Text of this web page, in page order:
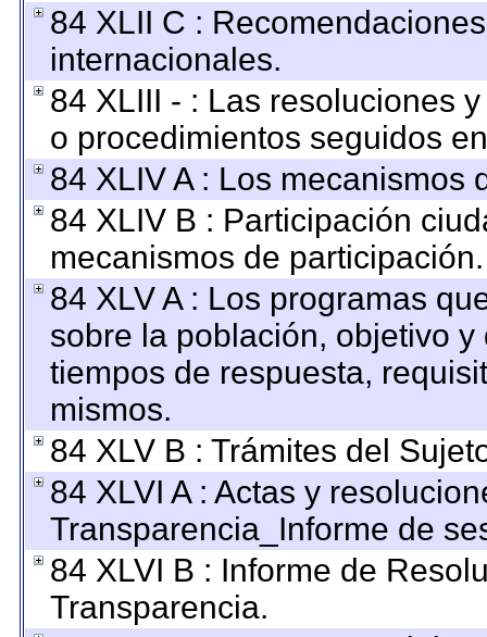
84 XLII C :
internacionales.
84 XLIII - : Las resoluciones
o procedimientos seguidos
84 XLIV A : Los mecanismos
84 XLIV B : Participación
mecanismos de participación.
84 XLV A : Los programas
sobre la población, objetivo
tiempos de respuesta,
mismos.
84 XLV B : Trámites del
84 XLVI A : Actas y
Transparencia_Informe de
84 XLVI B : Informe de
Transparencia.